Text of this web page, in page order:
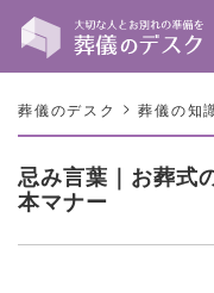
葬儀のデスク >葬儀の知
忌み言葉｜お葬式
本マナー